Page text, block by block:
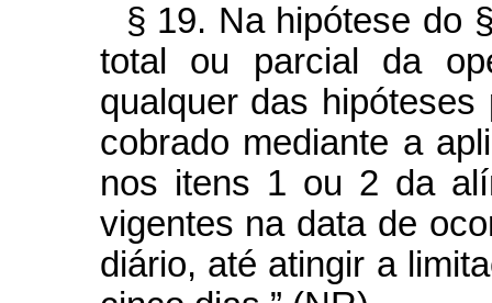
§ 19. Na hipótese do
total ou parcial da
qualquer das
cobrado mediante a
nos itens 1 ou 2 da
vigentes na data de
diário, até atingir a